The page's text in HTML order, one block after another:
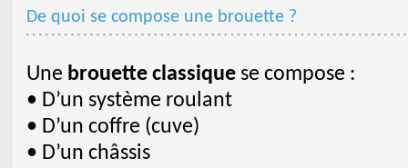
De quoi se compose une brouette ?
Une brouette classiquese compose :
• D’un système roulant
• D’un coffre (cuve)
• D’un châssis